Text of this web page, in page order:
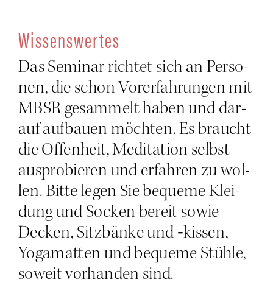
Wis­sens­wer­tes
Das Semi­nar rich­tet sich an Per­so­
nen, die schon Vor­er­fah­run­gen mit
MBSR gesam­melt haben und dar­
auf auf­bau­en möch­ten. Es braucht
die Offen­heit, Medi­ta­ti­on selbst
aus­pro­bie­ren und erfah­ren zu wol­
len. Bit­te legen Sie beque­me Klei­
dung und Socken bereit sowie
Decken, Sitz­bän­ke und ‑kis­sen,
Yoga­mat­ten und beque­me Stüh­le,
soweit vor­han­den sind.